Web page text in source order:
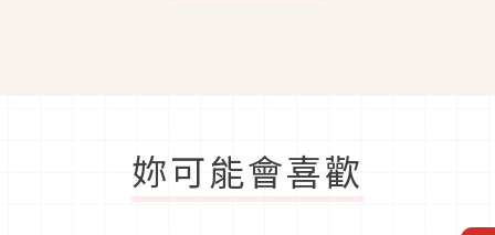
妳可能會喜歡